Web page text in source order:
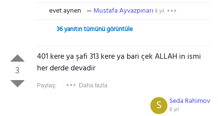
evet aynen Mustafa Ayvazpınarı8 yıl
36 yanıtın tümünü görüntüle
3
401 kere ya şafi 313 kere ya bari çek ALLAH in ismi
her derde devadir
Paylaş: Daha fazla
Seda Rahimov
8 yıl
S